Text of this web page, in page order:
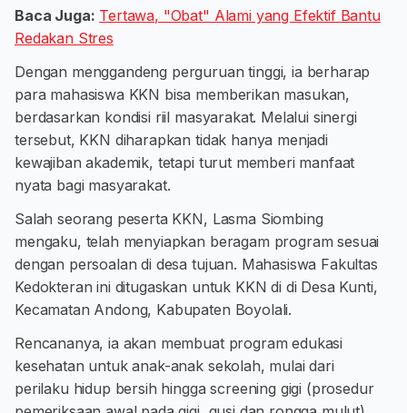
Baca Juga: Tertawa, "Obat" Alami yang Efektif Bantu
Redakan Stres
Dengan menggandeng perguruan tinggi, ia berharap
para mahasiswa KKN bisa memberikan masukan,
berdasarkan kondisi riil masyarakat. Melalui sinergi
tersebut, KKN diharapkan tidak hanya menjadi
kewajiban akademik, tetapi turut memberi manfaat
nyata bagi masyarakat.
Salah seorang peserta KKN, Lasma Siombing
mengaku, telah menyiapkan beragam program sesuai
dengan persoalan di desa tujuan. Mahasiswa Fakultas
Kedokteran ini ditugaskan untuk KKN di di Desa Kunti,
Kecamatan Andong, Kabupaten Boyolali.
Rencananya, ia akan membuat program edukasi
kesehatan untuk anak-anak sekolah, mulai dari
perilaku hidup bersih hingga screening gigi (prosedur